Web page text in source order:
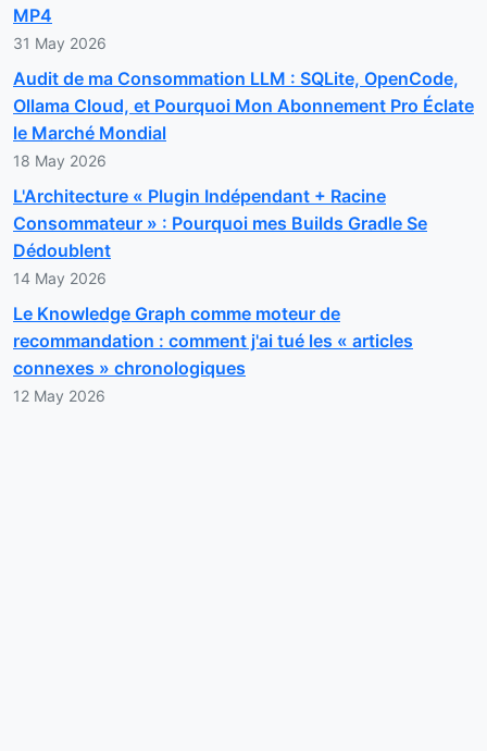
MP4
31 May 2026
Audit de ma Consommation LLM : SQLite, OpenCode,
Ollama Cloud, et Pourquoi Mon Abonnement Pro Éclate
le Marché Mondial
18 May 2026
L'Architecture « Plugin Indépendant + Racine
Consommateur » : Pourquoi mes Builds Gradle Se
Dédoublent
14 May 2026
Le Knowledge Graph comme moteur de
recommandation : comment j'ai tué les « articles
connexes » chronologiques
12 May 2026